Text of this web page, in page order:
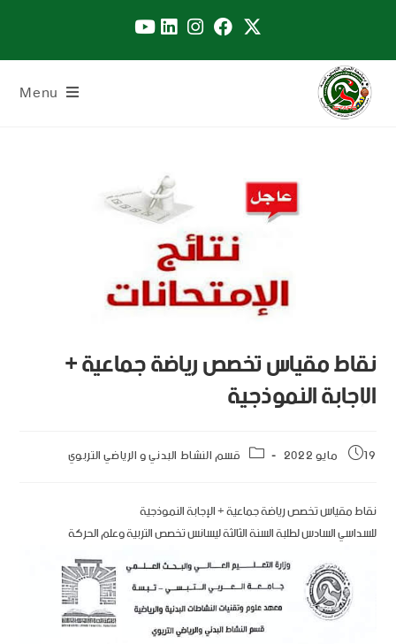
Menu
نقاط مقياس تخصص رياضة جماعية +
الإجابة النموذجية
19 مايو 2022
قسم النشاط البدني و الرياضي التربوي
نقاط مقياس تخصص رياضة جماعية + الإجابة النموذجية
للسداسي السادس لطلبة السنة الثالثة ليسانس تخصص التربية وعلم الحركة